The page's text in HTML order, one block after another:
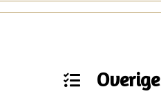
Overige